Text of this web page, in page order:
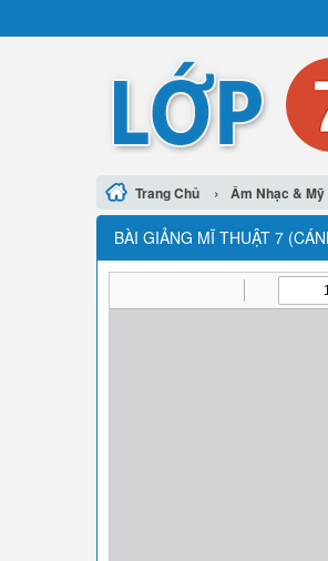
Trang Chủ › Âm Nhạc &
BÀI GIẢNG MĨ THUẬT 7